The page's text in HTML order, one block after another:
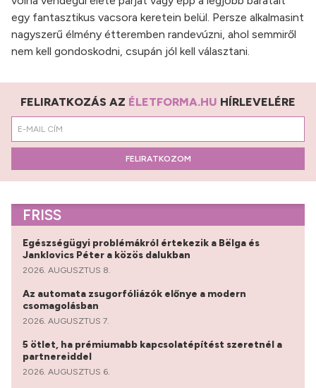
egy fantasztikus vacsora keretein belül. Persze alkalmasint
nagyszerű élmény étteremben randevúzni, ahol semmiről
nem kell gondoskodni, csupán jól kell választani.
FELIRATKOZÁS AZ ÉLETFORMA.HU HÍRLEVELÉRE
FELIRATKOZOM
FRISS
Egészségügyi problémákról értekezik a Bëlga és
Janklovics Péter a közös dalukban
2026. AUGUSZTUS 8.
Az automata zsugorfóliázók előnye a modern
csomagolásban
2026. AUGUSZTUS 7.
5 ötlet, ha prémiumabb kapcsolatépítést szeretnél a
partnereiddel
2026. AUGUSZTUS 6.